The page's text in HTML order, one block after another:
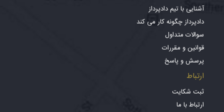
آشنایی با تیم دادپرداز
دادپرداز چگونه کار می کند
سوالات متداول
قوانین و مقررات
پرسش و پاسخ
ارتباط
ثبت شکایت
ارتباط با ما